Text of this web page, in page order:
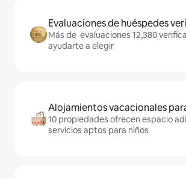
Evaluaciones de huéspedes
Más de evaluaciones 12,380
ayudarte a elegir
Alojamientos vacacionales
10 propiedades ofrecen espacio
servicios aptos para niños